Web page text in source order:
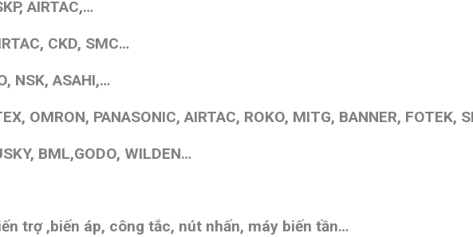
AIRTAC,…
CKD, SMC…
NSK, ASAHI,…
OMRON, PANASONIC, AIRTAC, ROKO, MITG, BANNER, FOTEK,
BML,GODO, WILDEN…
trợ ,biến áp, công tắc, nút nhấn, máy biến tần…